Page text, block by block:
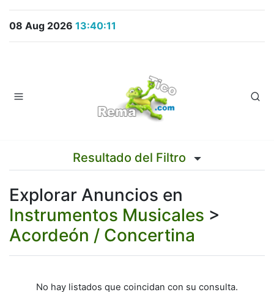
08 Aug 2026 13:40:11
Resultado del Filtro
Explorar Anuncios en
Instrumentos Musicales >
Acordeón / Concertina
No hay listados que coincidan con su consulta.